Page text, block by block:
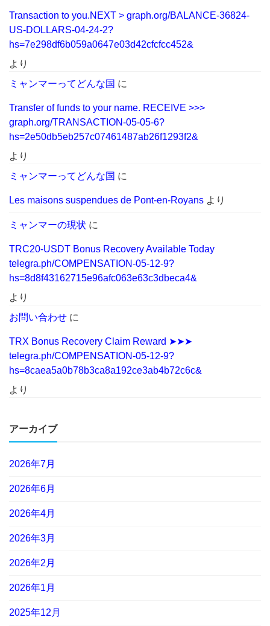
Transaction to you.NEXT > graph.org/BALANCE-36824-
US-DOLLARS-04-24-2?
hs=7e298df6b059a0647e03d42cfcfcc452&
より
ミャンマーってどんな国 に
Transfer of funds to your name. RECEIVE >>>
graph.org/TRANSACTION-05-05-6?
hs=2e50db5eb257c07461487ab26f1293f2&
より
ミャンマーってどんな国 に
Les maisons suspendues de Pont-en-Royans より
ミャンマーの現状 に
TRC20-USDT Bonus Recovery Available Today
telegra.ph/COMPENSATION-05-12-9?
hs=8d8f43162715e96afc063e63c3dbeca4&
より
お問い合わせ に
TRX Bonus Recovery Claim Reward ➤➤➤
telegra.ph/COMPENSATION-05-12-9?
hs=8caea5a0b78b3ca8a192ce3ab4b72c6c&
より
アーカイブ
2026年7月
2026年6月
2026年4月
2026年3月
2026年2月
2026年1月
2025年12月